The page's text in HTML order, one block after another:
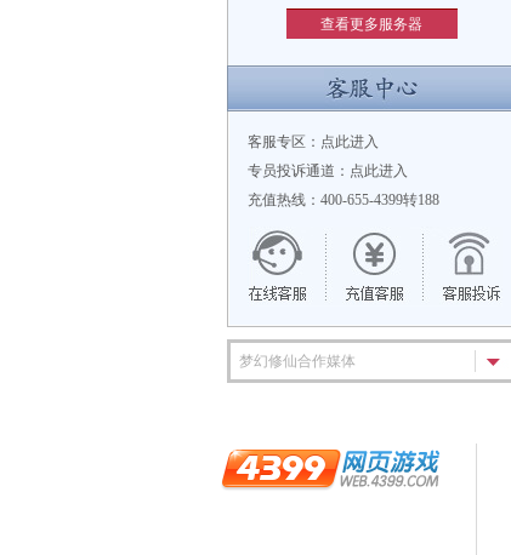
查看更多服务器
客服专区： 点此进入
专员投诉通道： 点此进入
充值热线：400-655-4399转188
梦幻修仙合作媒体